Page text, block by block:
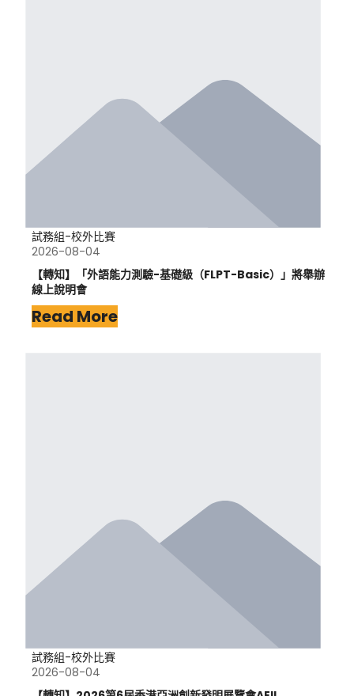
試務組-校外比賽
2026-08-04
【轉知】「外語能力測驗-基礎級（FLPT-Basic）」將舉辦
線上說明會
Read More
試務組-校外比賽
2026-08-04